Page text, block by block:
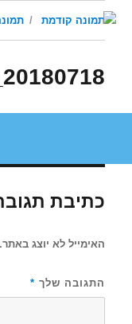
תמונה קודמת
20180718_174640
כתיבת
האימייל לא יוצג באתר.
התגובה שלך *